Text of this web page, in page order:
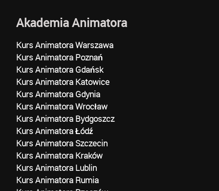
Akademia Animatora
Kurs Animatora Warszawa
Kurs Animatora Poznań
Kurs Animatora Gdańsk
Kurs Animatora Katowice
Kurs Animatora Gdynia
Kurs Animatora Wrocław
Kurs Animatora Bydgoszcz
Kurs Animatora Łódź
Kurs Animatora Szczecin
Kurs Animatora Kraków
Kurs Animatora Lublin
Kurs Animatora Rumia